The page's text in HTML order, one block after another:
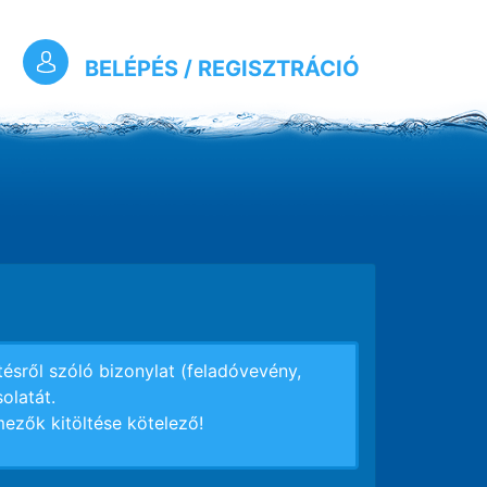
BELÉPÉS / REGISZTRÁCIÓ
szóló bizonylat (feladóvevény,
kitöltése kötelező!